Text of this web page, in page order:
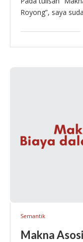
Royong”, saya
asosiatif
lebih efektif …
Semantik
Makna